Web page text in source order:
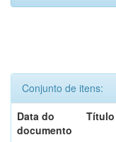
Conjunto de itens:
Data do
documento
Título